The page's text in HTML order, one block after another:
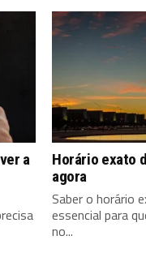
a
Horário exato
agora
Saber o horário
essencial para
no...